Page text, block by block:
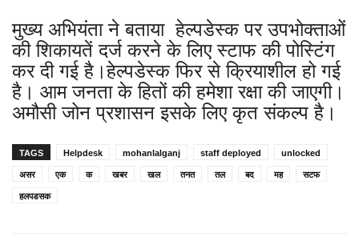
मुख्य अभियंता ने बताया हेल्पडेस्क पर उपभोक्ताओं
की शिकायतें दर्ज करने के लिए स्टाफ की पोस्टिंग
कर दी गई है।हेल्पडेस्क फिर से क्रियाशील हो गई
है। आम जनता के हितों की हमेशा रक्षा की जाएगी।
अमौसी जोन प्रशासन इसके लिए कृत संकल्प है।
TAGS Helpdesk mohanlalganj staff deployed unlocked
असर एक क खबर खल तनत तल बद मह सटफ
हलपडसक